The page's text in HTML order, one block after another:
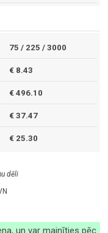
75 / 225 / 3000
€ 8.43
€ 496.10
€ 37.47
€ 25.30
dēli
un var mainīties pēc